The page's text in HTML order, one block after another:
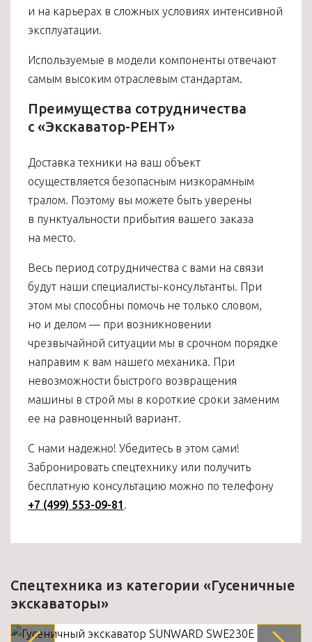
и на карьерах в сложных условиях интенсивной
эксплуатации.
Используемые в модели компоненты отвечают
самым высоким отраслевым стандартам.
Преимущества сотрудничества
с «Экскаватор-РЕНТ»
Доставка техники на ваш объект
осуществляется безопасным низкорамным
тралом. Поэтому вы можете быть уверены
в пунктуальности прибытия вашего заказа
на место.
Весь период сотрудничества с вами на связи
будут наши специалисты-консультанты. При
этом мы способны помочь не только словом,
но и делом — при возникновении
чрезвычайной ситуации мы в срочном порядке
направим к вам нашего механика. При
невозможности быстрого возвращения
машины в строй мы в короткие сроки заменим
ее на равноценный вариант.
С нами надежно! Убедитесь в этом сами!
Забронировать спецтехнику или получить
бесплатную консультацию можно по телефону
+7 (499) 553-09-81 .
Спецтехника из категории «Гусеничные
экскаваторы»